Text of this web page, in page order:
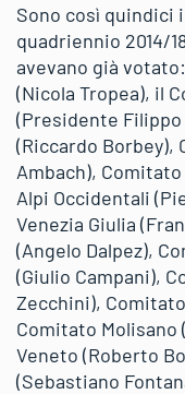
Sono così quindici
quadriennio 2014/
avevano già
(Nicola Tropea), il
(Presidente
(Riccardo Borbey),
Ambach),
Alpi Occidentali
Venezia Giulia
(Angelo Dalpez),
(Giulio Campani),
Zecchini),
Comitato Molisano
Veneto (Roberto
(Sebastiano